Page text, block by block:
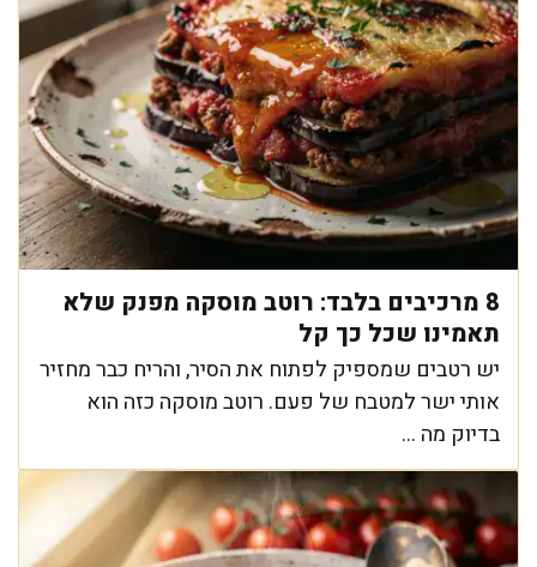
8 מרכיבים בלבד: רוטב מוסקה מפנק שלא
תאמינו שכל כך קל
יש רטבים שמספיק לפתוח את הסיר, והריח כבר מחזיר
אותי ישר למטבח של פעם. רוטב מוסקה כזה הוא
בדיוק מה ...